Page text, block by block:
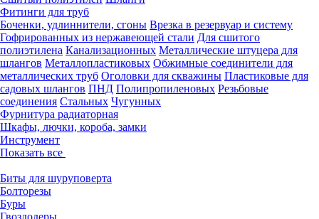
Фитинги для труб
Боченки, удлиннители, сгоны Врезка в резервуар и систему
Гофрированных из нержавеющей стали Для сшитого
полиэтилена Канализационных Металлические штуцера для
шлангов Металлопластиковых Обжимные соединители для
металлических труб Оголовки для скважины Пластиковые для
садовых шлангов ПНД Полипропиленовых Резьбовые
соединения Стальных Чугунных
Фурнитура радиаторная
Шкафы, лючки, короба, замки
Инструмент
Показать все
Биты для шуруповерта
Болторезы
Буры
Гвоздодеры